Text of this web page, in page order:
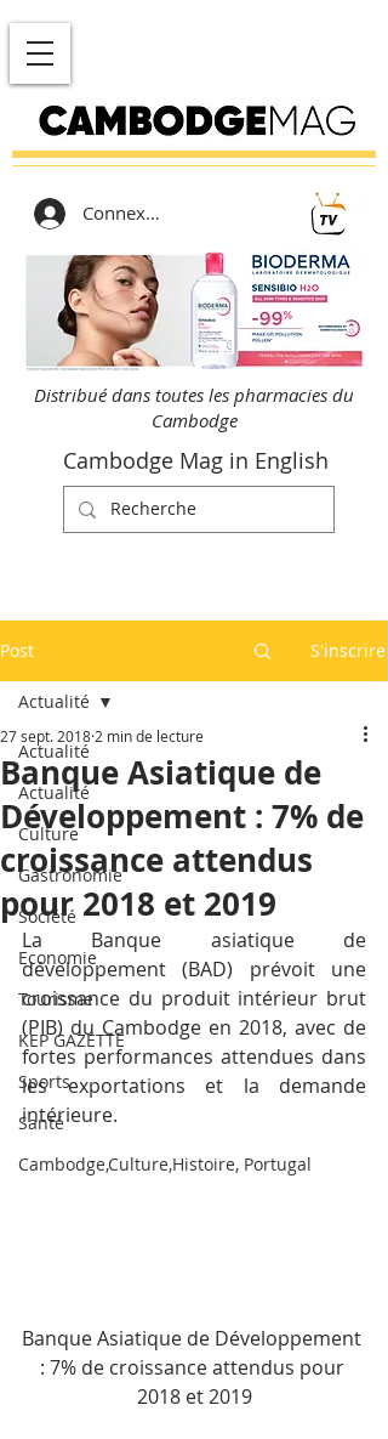
Connexion
Distribué dans toutes les pharmacies du
Cambodge
Cambodge Mag in English
Post S'inscrire
Actualité
Actualité
Culture
Gastronomie
Société
Economie
Tourisme
KEP GAZETTE
Sports
Santé
Cambodge,Culture,Histoire, Portugal
Actualité
Banque Asiatique de
Développement : 7% de
croissance attendus
pour 2018 et 2019
27 sept. 2018 2 min de lecture
La Banque asiatique de
développement (BAD) prévoit une
croissance du produit intérieur brut
(PIB) du Cambodge en 2018, avec de
fortes performances attendues dans
les exportations et la demande
intérieure.
Banque Asiatique de Développement
: 7% de croissance attendus pour
2018 et 2019